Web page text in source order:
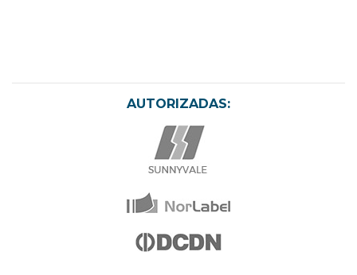
AUTORIZADAS: